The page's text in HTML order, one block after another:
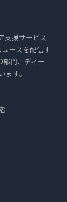
支援サービス
ュースを配信す
部門、ディー
す。